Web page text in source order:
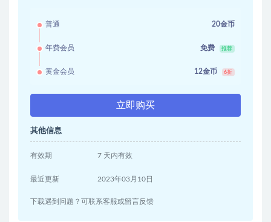
普通 20金币
年费会员 免费 推荐
黄金会员 12金币 6折
立即购买
其他信息
有效期 7 天内有效
最近更新 2023年03月10日
下载遇到问题？可联系客服或留言反馈